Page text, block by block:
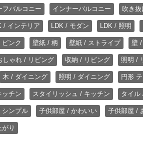
フバルコニー インナーバルコニー 吹き
/ インテリア LDK / モダン LDK / 照明
ンク 壁紙 / 柄 壁紙 / ストライプ 壁
しゃれ / リビング 収納 / リビング 照明 /
木 / ダイニング 照明 / ダイニング 円形
チン スタイリッシュ / キッチン タイル
シンプル 子供部屋 / かわいい 子供部屋 /
り